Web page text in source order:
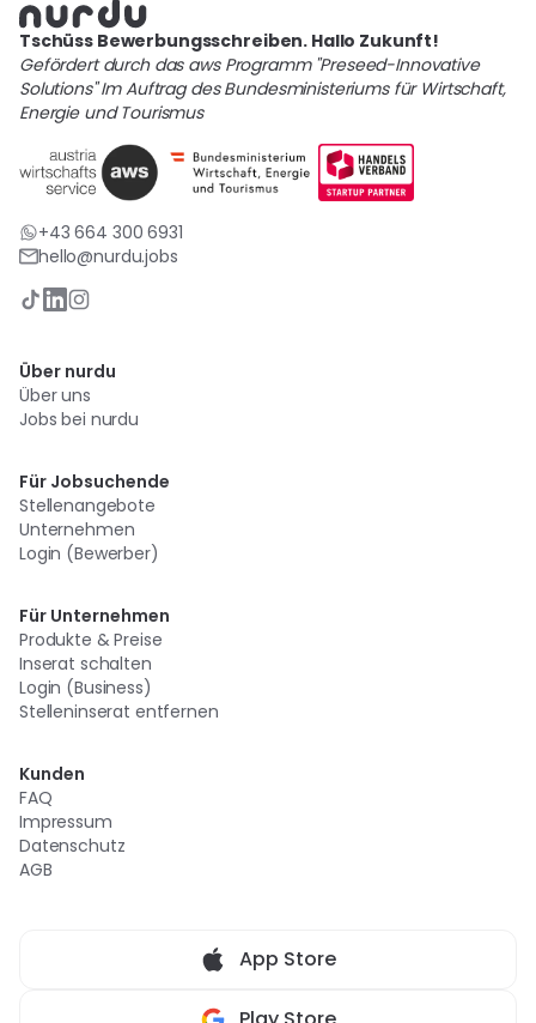
Tschüss Bewerbungsschreiben. Hallo Zukunft!
Gefördert durch das aws Programm "Preseed-Innovative
Solutions" Im Auftrag des Bundesministeriums für Wirtschaft,
Energie und Tourismus
+43 664 300 6931
hello@nurdu.jobs
Über nurdu
Über uns
Jobs bei nurdu
Für Jobsuchende
Stellenangebote
Unternehmen
Login (Bewerber)
Für Unternehmen
Produkte & Preise
Inserat schalten
Login (Business)
Stelleninserat entfernen
Kunden
FAQ
Impressum
Datenschutz
AGB
App Store